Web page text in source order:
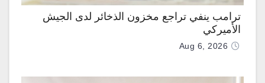
ترامب ينفي تراجع مخزون الذخائر لدى الجيش
الأميركي
Aug 6, 2026